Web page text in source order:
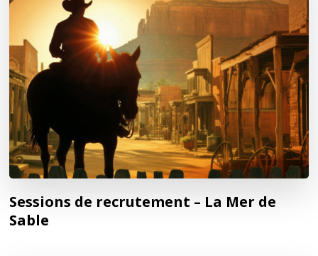
Sessions de recrutement – La Mer de
Sable